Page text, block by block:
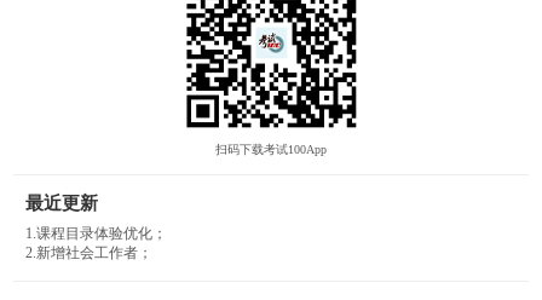
扫码下载考试100App
最近更新
1.课程目录体验优化；
2.新增社会工作者；